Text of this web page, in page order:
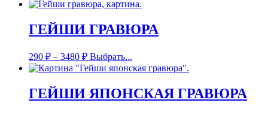
ГЕЙШИ ГРАВЮРА
290 ₽ – 3480 ₽ Выбрать...
ГЕЙШИ ЯПОНСКАЯ ГРАВЮРА